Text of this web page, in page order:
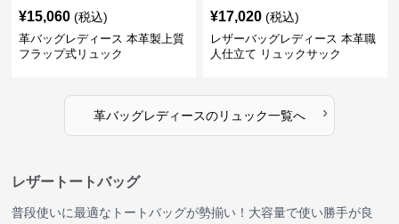
¥15,060 (税込)
革バッグレディース 本革製上質
フラップ式リュック
¥17,020 (税込)
レザーバッグレディース 本革職
人仕立て リュックサック
革バッグレディースのリュック一覧へ ›
レザートートバッグ
普段使いに最適なトートバッグが勢揃い！大容量で使い勝手が良